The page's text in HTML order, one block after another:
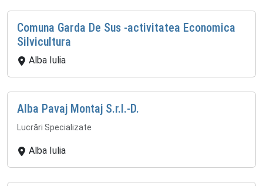
Comuna Garda De Sus -activitatea Economica
Silvicultura
Alba Iulia
Alba Pavaj Montaj S.r.l.-D.
Lucrări Specializate
Alba Iulia